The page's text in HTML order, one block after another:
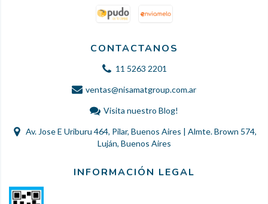
CONTACTANOS
11 5263 2201
ventas@nisamatgroup.com.ar
Visita nuestro Blog!
Av. Jose E Uriburu 464, Pilar, Buenos Aires | Almte. Brown 574,
Luján, Buenos Aires
INFORMACIÓN LEGAL